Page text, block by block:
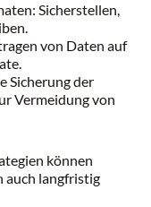
Sicherstellen,
von Daten auf
Sicherung der
Vermeidung von
können
auch langfristig